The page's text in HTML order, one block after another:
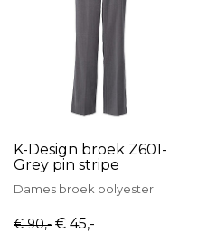
K-Design broek Z601-
Grey pin stripe
Dames broek polyester
€ 90,- € 45,-